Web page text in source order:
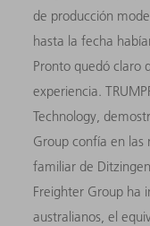
de producción
hasta la fecha
Pronto quedó claro
experiencia.
Technology,
Group confía en
familiar de
Freighter Group ha
australianos, el